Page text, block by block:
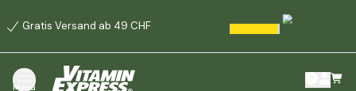
Gratis Versand ab 49 CHF
Menü